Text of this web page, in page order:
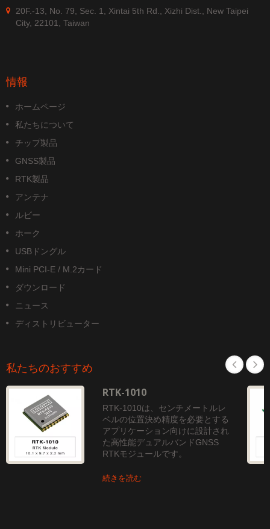
20F.-13, No. 79, Sec. 1, Xintai 5th Rd., Xizhi Dist., New Taipei
City, 22101, Taiwan
情報
ホームページ
私たちについて
チップ製品
GNSS製品
RTK製品
アンテナ
ルビー
ホーク
USBドングル
Mini PCI-E / M.2カード
ダウンロード
ニュース
ディストリビューター
私たちのおすすめ
RTK-1010
RTK-1010は、センチメートルレ
ベルの位置決め精度を必要とする
アプリケーション向けに設計され
た高性能デュアルバンドGNSS
RTKモジュールです。
続きを読む